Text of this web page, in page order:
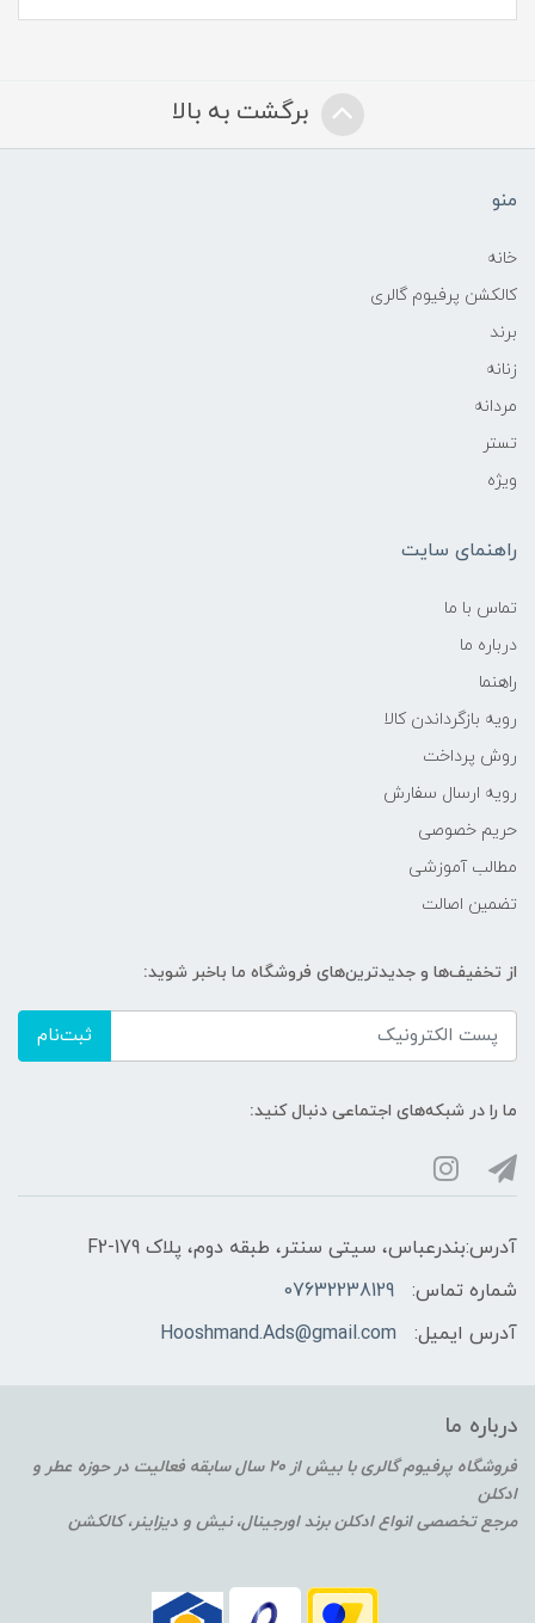
برگشت به بالا
منو
خانه
کالکشن پرفیوم گالری
برند
زنانه
مردانه
تستر
ویژه
راهنمای سایت
تماس با ما
درباره ما
راهنما
رویه‌ بازگرداندن کالا
روش پرداخت
رویه ارسال سفارش
حریم خصوصی
مطالب آموزشی
تضمین اصالت
از تخفیف‌ها و جدیدترین‌های فروشگاه ما باخبر شوید:
ثبت‌نام
ما را در شبکه‌های اجتماعی دنبال کنید:
آدرس:بندرعباس، سیتی سنتر، طبقه دوم، پلاک F2-179
شماره تماس:
07632238129
آدرس ایمیل:
Hooshmand.Ads@gmail.com
درباره ما
فروشگاه پرفیوم گالری با بیش از 20 سال سابقه فعالیت در حوزه عطر و
ادکلن
مرجع تخصصی انواع ادکلن برند اورجینال، نیش و دیزاینر، کالکشن